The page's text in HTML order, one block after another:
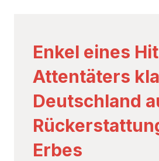
Enkel eines
Attentäters
Deutschland
Erbes